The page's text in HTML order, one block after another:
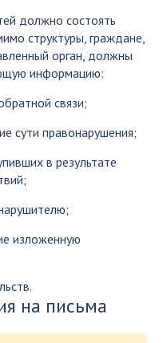
должно состоять
структуры, граждане,
орган, должны
информацию:
связи;
сути правонарушения;
в результате
изложенную
на письма